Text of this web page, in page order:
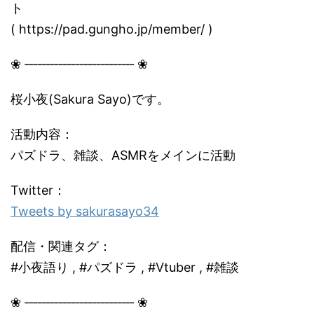
ト
( https://pad.gungho.jp/member/ )
❀ ‐‐‐‐‐‐‐‐‐‐‐‐‐‐‐‐‐‐‐‐‐‐‐‐‐‐ ❀
桜小夜(Sakura Sayo)です。
活動内容：
パズドラ、雑談、ASMRをメインに活動
Twitter：
Tweets by sakurasayo34
配信・関連タグ：
#小夜語り , #パズドラ , #Vtuber , #雑談
❀ ‐‐‐‐‐‐‐‐‐‐‐‐‐‐‐‐‐‐‐‐‐‐‐‐‐‐ ❀